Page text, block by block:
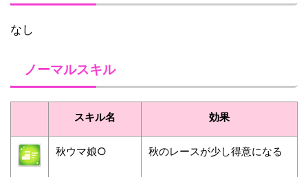
なし
ノーマルスキル
スキル名 効果
秋ウマ娘○ 秋のレースが少し得意になる